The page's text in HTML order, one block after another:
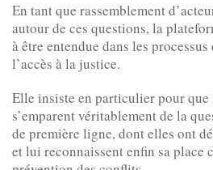
En tant que rassemblement
autour de ces questions, la
à être entendue dans les
l’accès à la justice.
Elle insiste en particulier pour que
s’emparent véritablement de la
de première ligne, dont elles ont
et lui reconnaissent enfin sa place